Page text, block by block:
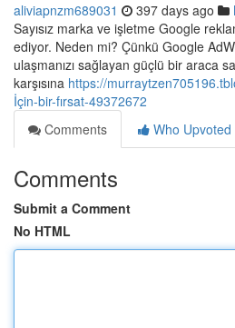
aliviapnzm689031 397 days ago
Sayısız marka ve işletme Google
ediyor. Neden mi? Çünkü Google
ulaşmanızı sağlayan güçlü bir araca
karşısına https://
İçin-bir-fırsat-49372672
Comments
Who Upvoted
Comments
Submit a Comment
No HTML